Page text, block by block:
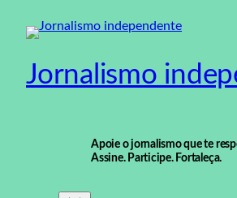
para
conteúdo
Jornalismo
Apoie o jornalismo que te
Assine. Participe. Fortaleça.